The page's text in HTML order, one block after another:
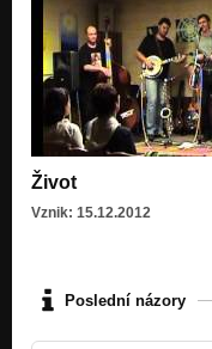
Život
Vznik: 15.12.2012
Poslední názory